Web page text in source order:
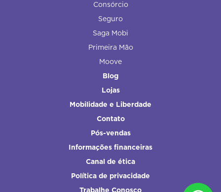
Consórcio
Seguro
Saga Mobi
Primeira Mão
Moove
Blog
Lojas
Mobilidade e Liberdade
Contato
Pós-vendas
Informações financeiras
Canal de ética
Política de privacidade
Trabalhe Conosco